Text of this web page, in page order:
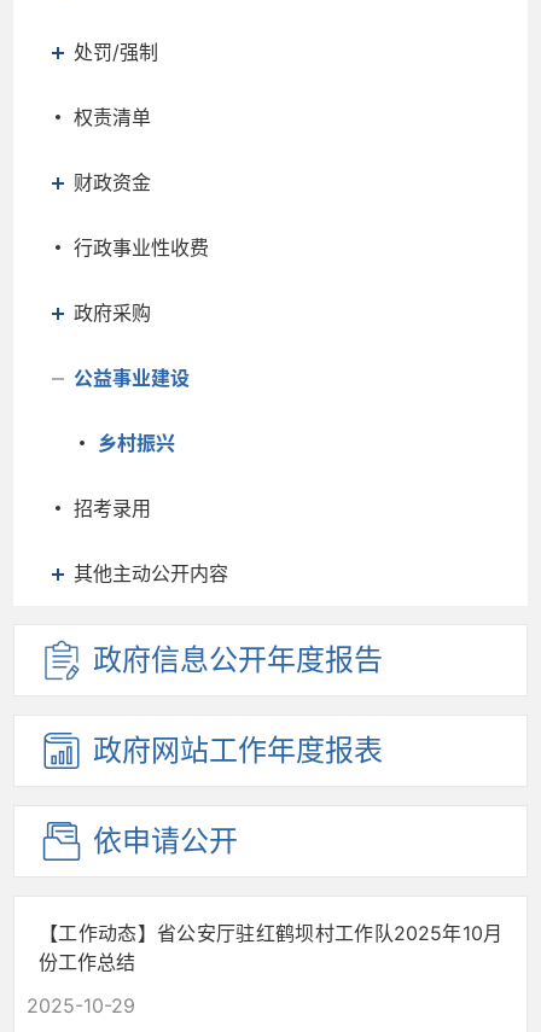
处罚/强制
权责清单
财政资金
行政事业性收费
政府采购
公益事业建设
乡村振兴
招考录用
其他主动公开内容
政府信息公开年度报告
政府网站工作年度报表
依申请公开
【工作动态】省公安厅驻红鹤坝村工作队2025年10月
份工作总结
2025-10-29